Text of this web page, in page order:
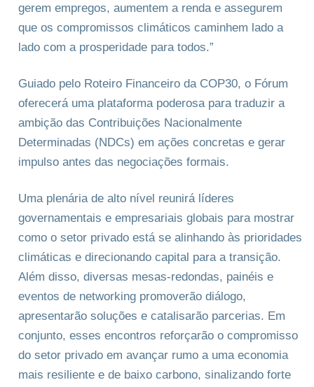
gerem empregos, aumentem a renda e assegurem
que os compromissos climáticos caminhem lado a
lado com a prosperidade para todos.”
Guiado pelo Roteiro Financeiro da COP30, o Fórum
oferecerá uma plataforma poderosa para traduzir a
ambição das Contribuições Nacionalmente
Determinadas (NDCs) em ações concretas e gerar
impulso antes das negociações formais.
Uma plenária de alto nível reunirá líderes
governamentais e empresariais globais para mostrar
como o setor privado está se alinhando às prioridades
climáticas e direcionando capital para a transição.
Além disso, diversas mesas-redondas, painéis e
eventos de networking promoverão diálogo,
apresentarão soluções e catalisarão parcerias. Em
conjunto, esses encontros reforçarão o compromisso
do setor privado em avançar rumo a uma economia
mais resiliente e de baixo carbono, sinalizando forte